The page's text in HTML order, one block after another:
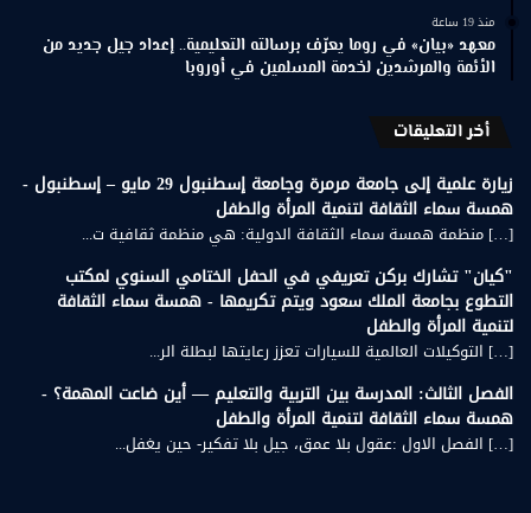
منذ 19 ساعة
معهد «بيان» في روما يعرّف برسالته التعليمية.. إعداد جيل جديد من
الأئمة والمرشدين لخدمة المسلمين في أوروبا
أخر التعليقات
زيارة علمية إلى جامعة مرمرة وجامعة إسطنبول 29 مايو – إسطنبول -
همسة سماء الثقافة لتنمية المرأة والطفل
[…] منظمة همسة سماء الثقافة الدولية: هي منظمة ثقافية ت...
"كيان" تشارك بركن تعريفي في الحفل الختامي السنوي لمكتب
التطوع بجامعة الملك سعود ويتم تكريمها - همسة سماء الثقافة
لتنمية المرأة والطفل
[…] التوكيلات العالمية للسيارات تعزز رعايتها لبطلة الر...
الفصل الثالث: المدرسة بين التربية والتعليم — أين ضاعت المهمة؟ -
همسة سماء الثقافة لتنمية المرأة والطفل
[…] الفصل الاول :عقول بلا عمق، جيل بلا تفكير- حين يغفل...